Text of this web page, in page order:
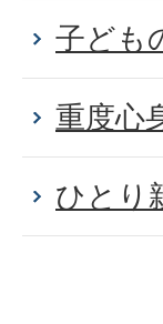
子ども
重度心
ひとり